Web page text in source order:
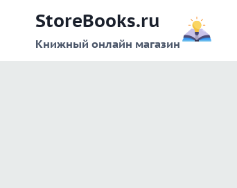
содержимому
StoreBooks.ru
Книжный онлайн магазин